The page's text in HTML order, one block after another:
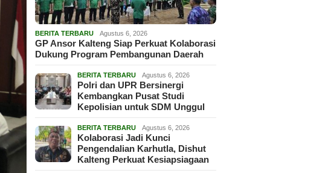
BERITA TERBARU Agustus 6, 2026
GP Ansor Kalteng Siap Perkuat Kolaborasi
Dukung Program Pembangunan Daerah
BERITA TERBARU Agustus 6, 2026
Polri dan UPR Bersinergi
Kembangkan Pusat Studi
Kepolisian untuk SDM Unggul
BERITA TERBARU Agustus 6, 2026
Kolaborasi Jadi Kunci
Pengendalian Karhutla, Dishut
Kalteng Perkuat Kesiapsiagaan